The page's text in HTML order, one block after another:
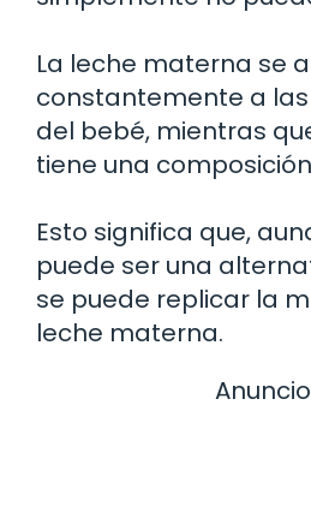
La leche materna se
constantemente a
del bebé, mientras
tiene una
Esto significa que,
puede ser una
se puede replicar la
leche materna.